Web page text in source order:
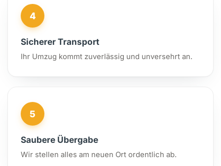
4
Sicherer Transport
Ihr Umzug kommt zuverlässig und unversehrt an.
5
Saubere Übergabe
Wir stellen alles am neuen Ort ordentlich ab.